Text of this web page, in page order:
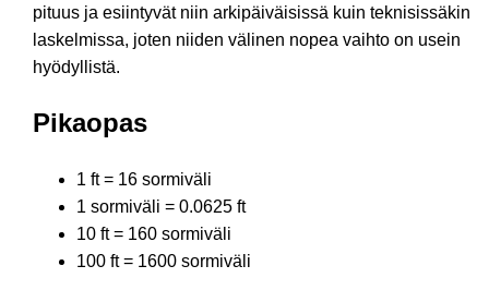
pituus ja esiintyvät niin arkipäiväisissä kuin teknisissäkin
laskelmissa, joten niiden välinen nopea vaihto on usein
hyödyllistä.
Pikaopas
1 ft = 16 sormiväli
1 sormiväli = 0.0625 ft
10 ft = 160 sormiväli
100 ft = 1600 sormiväli